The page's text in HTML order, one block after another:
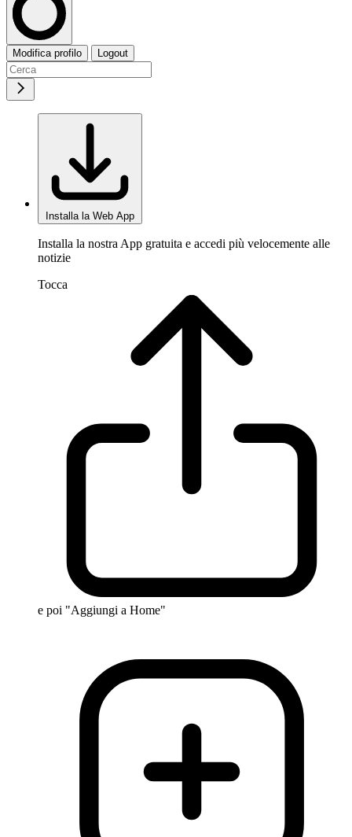
Modifica profilo Logout
Installa la Web App
Installa la nostra App gratuita e accedi più velocemente alle
notizie
Tocca
e poi "Aggiungi a Home"